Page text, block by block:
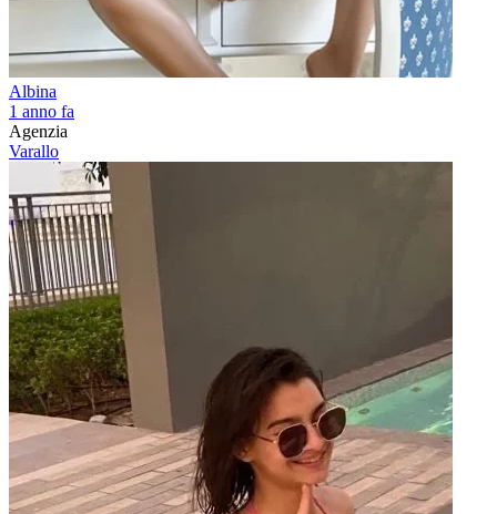
Albina
1 anno fa
Agenzia
Varallo